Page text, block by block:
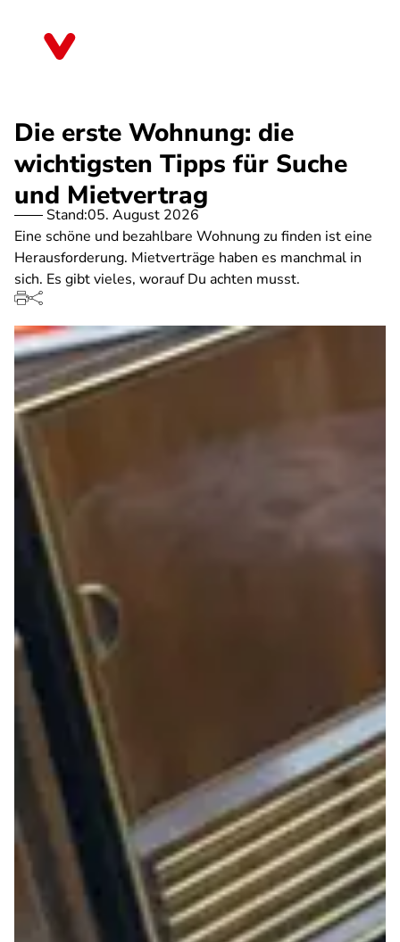
Die erste Wohnung: die
wichtigsten Tipps für Suche
und Mietvertrag
Stand:05. August 2026
Eine schöne und bezahlbare Wohnung zu finden ist eine
Herausforderung. Mietverträge haben es manchmal in
sich. Es gibt vieles, worauf Du achten musst.